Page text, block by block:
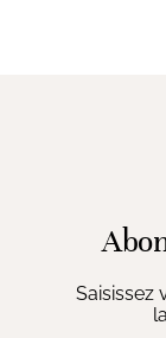
Saisissez